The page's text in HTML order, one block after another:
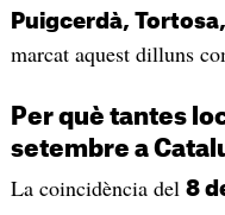
Puigcerdà,
marcat aquest dilluns
Per què tantes
setembre a
La coincidència del 8